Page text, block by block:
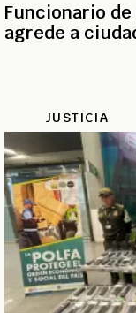
Funcionario
agrede a
JUSTICIA